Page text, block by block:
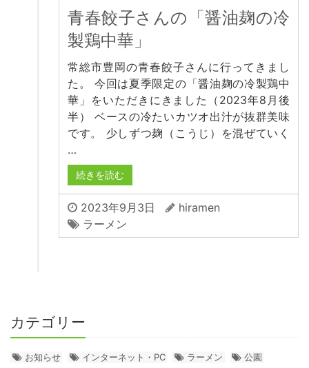
青春餃子さんの「醤油麹の冷
製鶏中華」
常総市豊岡の青春餃子さんに行ってきまし
た。 今回は夏季限定の「醤油麹の冷製鶏中
華」をいただきにきました（2023年8月後
半） ベースの冷たいカツオ出汁が抜群美味
です。 少しずつ麹（こうじ）を混ぜていく
…
続きを読む
2023年9月3日
hiramen
ラーメン
カテゴリー
お知らせ インターネット・PC ラーメン
公園